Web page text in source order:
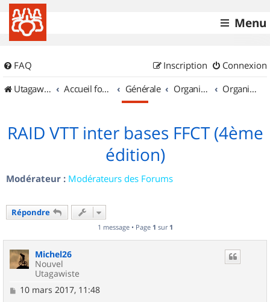
Menu
FAQ Connexion
Inscription
UtagawaVTT (Randos VTT et VTTAE avec traces GPS)
Accueil forum Générale Organisation de sorties & Recherche de partenaires Organisation de sorties en région Auvergne
RAID VTT inter bases FFCT (4ème
édition)
Modérateur : Modérateurs des Forums
Répondre
1 message • Page 1 sur 1
Michel26
Nouvel
Utagawiste
M10 mars 2017, 11:48